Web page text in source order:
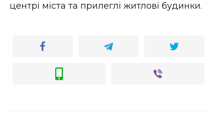
центрі міста та прилеглі житлові будинки.